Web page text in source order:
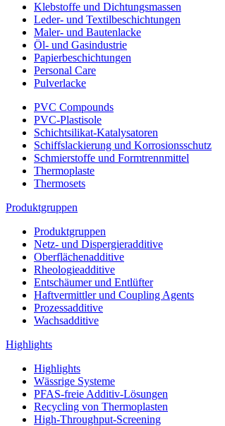
Klebstoffe und Dichtungsmassen
Leder- und Textilbeschichtungen
Maler- und Bautenlacke
Öl- und Gasindustrie
Papierbeschichtungen
Personal Care
Pulverlacke
PVC Compounds
PVC-Plastisole
Schichtsilikat-Katalysatoren
Schiffslackierung und Korrosionsschutz
Schmierstoffe und Formtrennmittel
Thermoplaste
Thermosets
Produktgruppen
Produktgruppen
Netz- und Dispergieradditive
Oberflächenadditive
Rheologieadditive
Entschäumer und Entlüfter
Haftvermittler und Coupling Agents
Prozessadditive
Wachsadditive
Highlights
Highlights
Wässrige Systeme
PFAS-freie Additiv-Lösungen
Recycling von Thermoplasten
High-Throughput-Screening